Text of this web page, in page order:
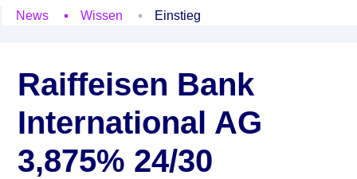
News
Wissen Einstieg
Raiffeisen Bank
International AG
3,875% 24/30